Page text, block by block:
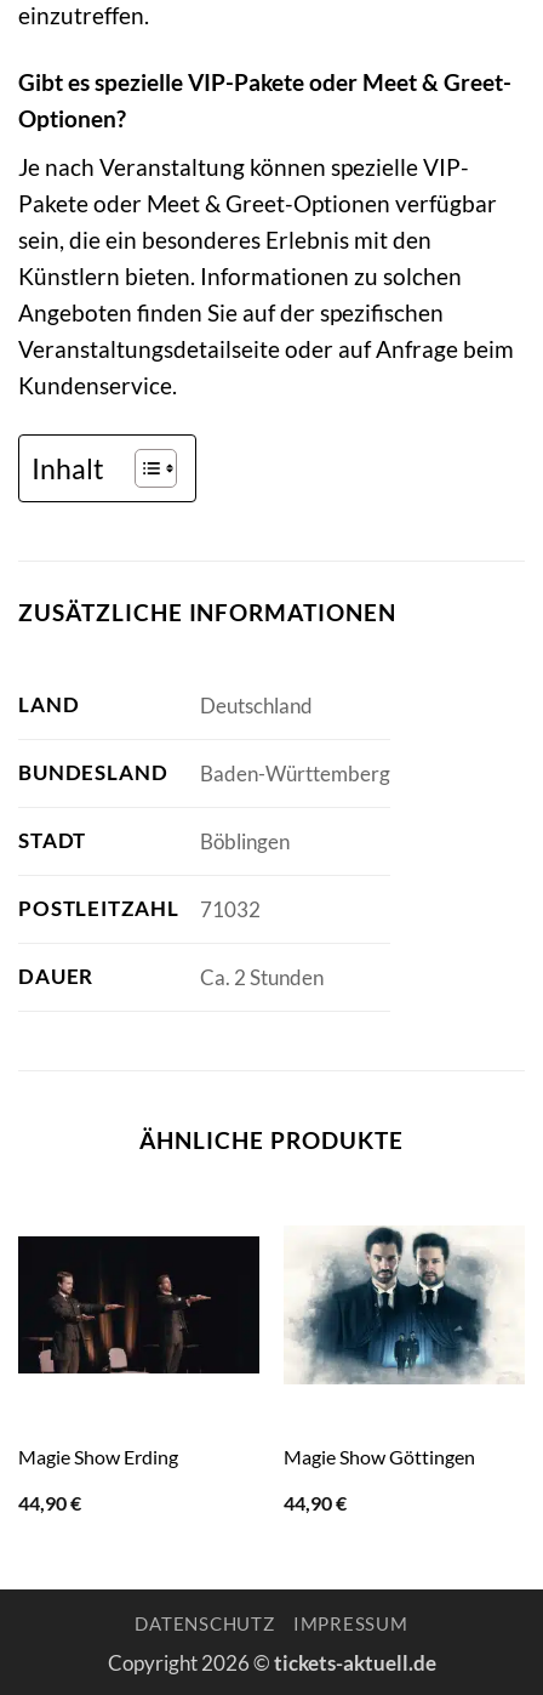
einzutreffen.
Gibt es spezielle VIP-Pakete oder Meet & Greet-
Optionen?
Je nach Veranstaltung können spezielle VIP-
Pakete oder Meet & Greet-Optionen verfügbar
sein, die ein besonderes Erlebnis mit den
Künstlern bieten. Informationen zu solchen
Angeboten finden Sie auf der spezifischen
Veranstaltungsdetailseite oder auf Anfrage beim
Kundenservice.
Inhalt
ZUSÄTZLICHE INFORMATIONEN
LAND Deutschland
BUNDESLAND Baden-Württemberg
STADT Böblingen
POSTLEITZAHL 71032
DAUER Ca. 2 Stunden
ÄHNLICHE PRODUKTE
Magie Show Erding
44,90€
Magie Show Göttingen
44,90€
DATENSCHUTZ IMPRESSUM
Copyright 2026 ©tickets-aktuell.de